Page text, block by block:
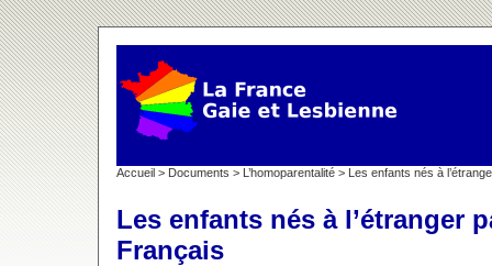
Accueil > Documents > L’homoparentalité > Les enfants nés à
Les enfants nés à l’étranger
Français